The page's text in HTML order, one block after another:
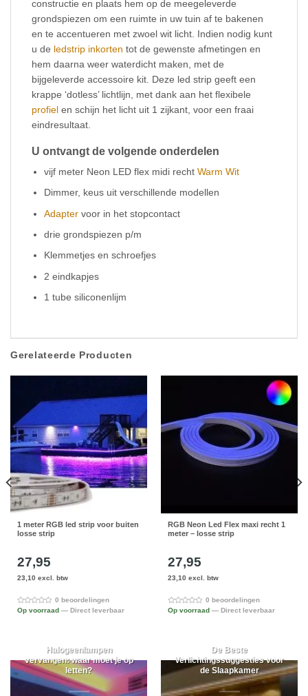
constructie en plaats hem op de meegeleverde
grondspiezen om een ruimte in uw tuin af te bakenen
en te accentueren met zwoel wit licht. Indien nodig kunt
u de ledstrip inkorten tot de gewenste afmetingen en
hem daarna weer waterdicht maken, met de
bijgeleverde accessoire kit. Deze led strip geeft een
krappe ‘dotless’ lichtlijn, met dank aan het flexibele
profiel en schijn het licht uit 1 zijkant, voor een fraai
eindresultaat.
U ontvangt de volgende onderdelen
vijf meter Neon LED flex midi rechtWarm Wit
Dimmer, keus uit verschillende modellen
Adapter voor in het stopcontact
drie grondspiezen p/m
Klemmetjes en schroefjes
2 eindkapjes
1 tube siliconenlijm
Gerelateerde Producten
1 meter RGB led strip voor buiten
losse strip
27,95
23,10 excl. btw
0 beoordelingen
Op voorraad — Direct leverbaar
RGB Neon Led Flex maxi recht 1
meter – losse strip
27,95
23,10 excl. btw
0 beoordelingen
Op voorraad — Direct leverbaar
Halogeenlampen
vervangen: waar moet je op
letten?
De Beste
Verlichtingssuggesties voor
de Slaapkamer